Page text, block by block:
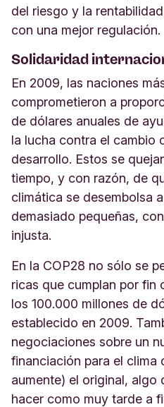
del riesgo y la
con una mejor regulación.
Solidaridad
En 2009, las naciones
comprometieron a
de dólares anuales de
la lucha contra el cambio
desarrollo. Estos se
tiempo, y con razón, de
climática se desembolsa
demasiado pequeñas,
injusta.
En la COP28 no sólo se
ricas que cumplan por fin
los 100.000 millones de
establecido en 2009.
negociaciones sobre un
financiación para el clima
aumente) el original, algo
hacer como muy tarde a